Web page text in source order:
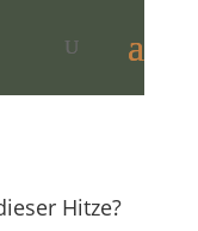
Hitze?